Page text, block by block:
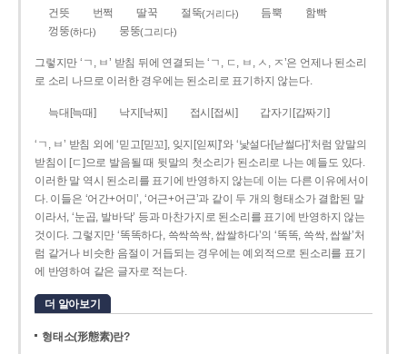
건뜻 번쩍 딸꾹 절뚝(거리다) 듬뿍
함빡
껑뚱(하다) 뭉뚱(그리다)
그렇지만 ‘ㄱ, ㅂ’ 받침 뒤에 연결되는 ‘ㄱ, ㄷ, ㅂ, ㅅ, ㅈ’은 언제나 된소리
로 소리 나므로 이러한 경우에는 된소리로 표기하지 않는다.
늑대[늑때] 낙지[낙찌] 접시[접씨] 갑자기[갑짜기]
‘ㄱ, ㅂ’ 받침 외에 ‘믿고[믿꼬], 잊지[읻찌]’와 ‘낯설다[낟썰다]’처럼 앞말의
받침이 [ㄷ]으로 발음될 때 뒷말의 첫소리가 된소리로 나는 예들도 있다.
이러한 말 역시 된소리를 표기에 반영하지 않는데 이는 다른 이유에서이
다. 이들은 ‘어간+어미’, ‘어근+어근’과 같이 두 개의 형태소가 결합된 말
이라서, ‘눈곱, 발바닥’ 등과 마찬가지로 된소리를 표기에 반영하지 않는
것이다. 그렇지만 ‘똑똑하다, 쓱싹쓱싹, 쌉쌀하다’의 ‘똑똑, 쓱싹, 쌉쌀’처
럼 같거나 비슷한 음절이 거듭되는 경우에는 예외적으로 된소리를 표기
에 반영하여 같은 글자로 적는다.
더 알아보기
형태소(形態素)란?